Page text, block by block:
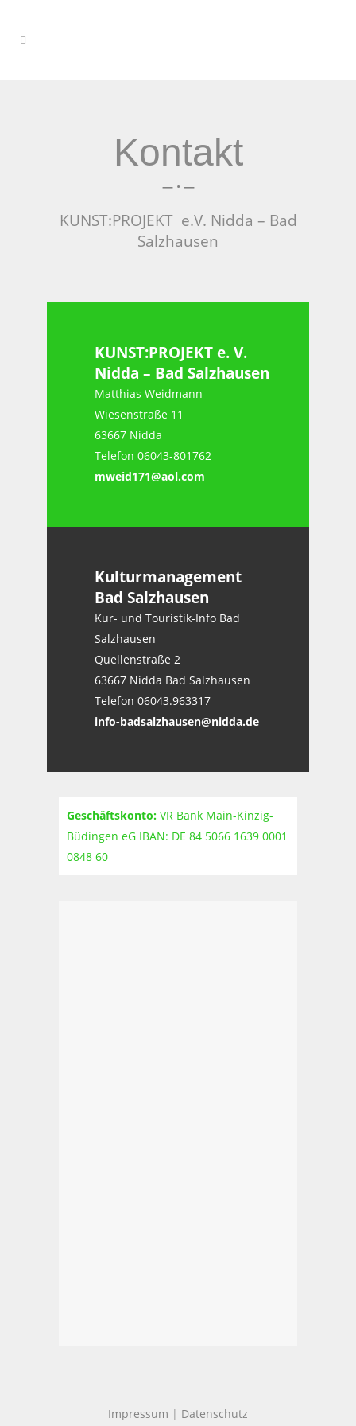
Kontakt
—• —
KUNST:PROJEKT e.V. Nidda – Bad
Salzhausen
KUNST:PROJEKT e. V.
Nidda – Bad Salzhausen
Matthias Weidmann
Wiesenstraße 11
63667 Nidda
Telefon 06043-801762
mweid171@aol.com
Kulturmanagement
Bad Salzhausen
Kur- und Touristik-Info Bad
Salzhausen
Quellenstraße 2
63667 Nidda Bad Salzhausen
Telefon 06043.963317
info-badsalzhausen@nidda.de
Geschäftskonto: VR Bank Main-Kinzig-
Büdingen eG IBAN: DE 84 5066 1639 0001
0848 60
Impressum | Datenschutz